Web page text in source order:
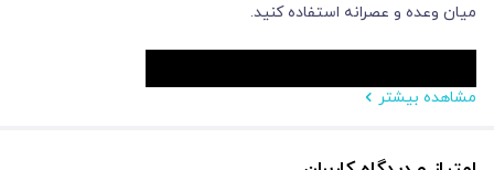
میان وعده و عصرانه استفاده کنید.
مشاهده بیشتر